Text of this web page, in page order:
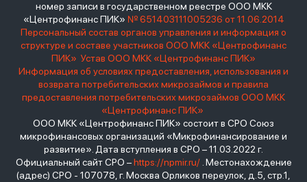
номер записи в государственном реестре ООО МКК
«Центрофинанс ПИК» № 651403111005236 от 11.06.2014
Персональный состав органов управления и информация о
структуре и составе участников ООО МКК «Центрофинанс
ПИК» Устав ООО МКК «Центрофинанс ПИК»
Информация об условиях предоставления, использования и
возврата потребительских микрозаймов и правила
предоставления потребительских микрозаймов ООО МКК
«Центрофинанс ПИК»
ООО МКК «Центрофинанс ПИК» состоит в СРО Союз
микрофинансовых организаций «Микрофинансирование и
развитие». Дата вступления в СРО – 11.03.2022 г.
Официальный сайт СРО –https://npmir.ru/. Местонахождение
(адрес) СРО - 107078, г. Москва Орликов переулок, д.5, стр.1,